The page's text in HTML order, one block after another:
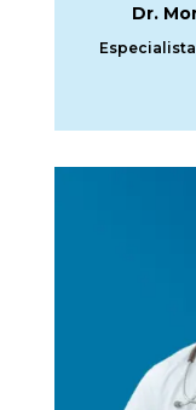
Dr.